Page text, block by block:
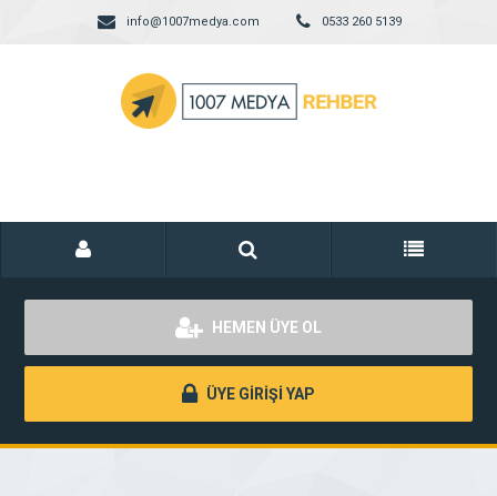
info@1007medya.com 0533 260 5139
HEMEN ÜYE OL
ÜYE GİRİŞİ YAP